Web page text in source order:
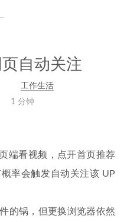
自动关注
工作生活
1 分钟
端看视频，点开首页推荐
率会触发自动关注该 UP
的锅，但更换浏览器依然